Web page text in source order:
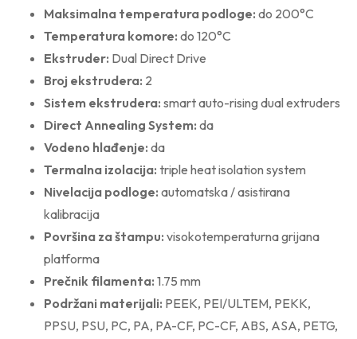
Maksimalna temperatura podloge: do 200°C
Temperatura komore: do 120°C
Ekstruder: Dual Direct Drive
Broj ekstrudera: 2
Sistem ekstrudera: smart auto-rising dual extruders
Direct Annealing System: da
Vodeno hlađenje: da
Termalna izolacija: triple heat isolation system
Nivelacija podloge: automatska / asistirana
kalibracija
Površina za štampu: visokotemperaturna grijana
platforma
Prečnik filamenta: 1.75 mm
Podržani materijali: PEEK, PEI/ULTEM, PEKK,
PPSU, PSU, PC, PA, PA-CF, PC-CF, ABS, ASA, PETG,